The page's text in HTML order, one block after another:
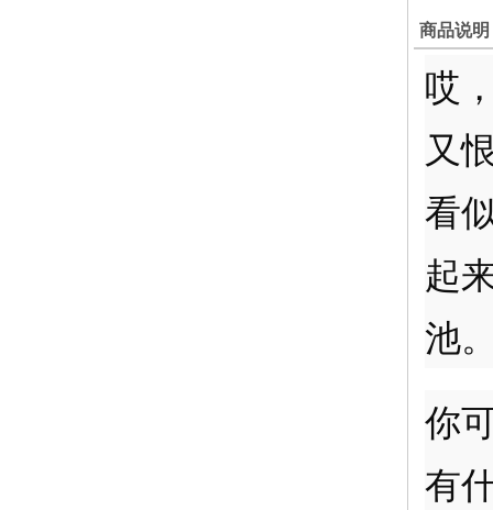
商品说明
哎
又
看
起
池
你
有